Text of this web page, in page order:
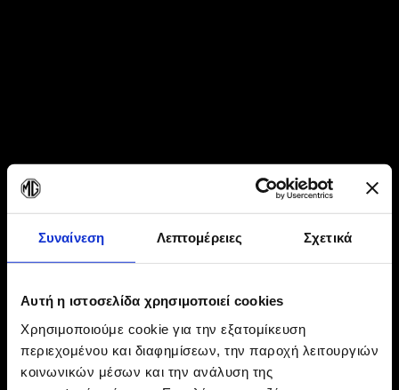
Συναίνεση Λεπτομέρειες Σχετικά
Αυτή η ιστοσελίδα χρησιμοποιεί cookies
Χρησιμοποιούμε cookie για την εξατομίκευση
περιεχομένου και διαφημίσεων, την παροχή λειτουργιών
κοινωνικών μέσων και την ανάλυση της